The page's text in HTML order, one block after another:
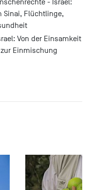
- Israel:
Sinai, Flüchtlinge,
Von der Einsamkeit
Einmischung